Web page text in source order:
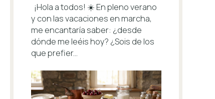
¡Hola a todos! ☀️ En pleno verano
y con las vacaciones en marcha,
me encantaría saber: ¿desde
dónde me leéis hoy? ¿Sois de los
que prefier...